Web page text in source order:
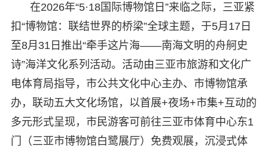
在2026年“5·18国际博物馆日”来临之际，三亚紧
扣“博物馆：联结世界的桥梁”全球主题，于5月17日
至8月31日推出“牵手这片海——南海文明的舟舸史
诗”海洋文化系列活动。活动由三亚市旅游和文化广
电体育局指导，市公共文化中心主办、市博物馆承
办，联动五大文化场馆，以首展+夜场+市集+互动的
多元形式呈现，市民游客可前往三亚市体育中心东1
门（三亚市博物馆白鹭展厅）免费观展，沉浸式体